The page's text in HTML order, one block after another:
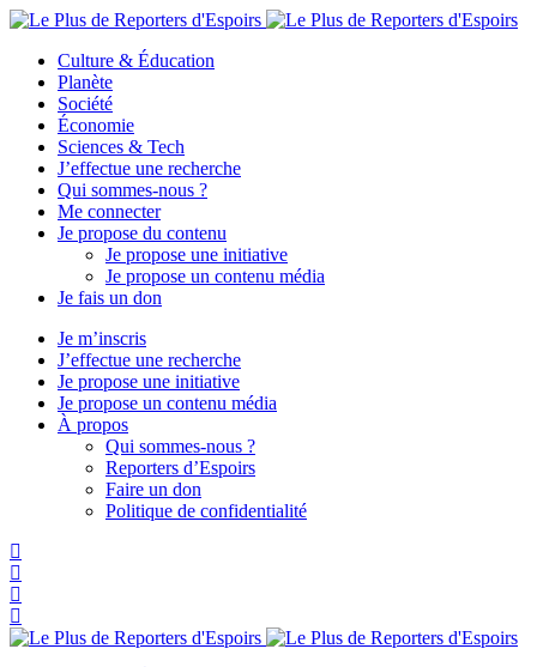
Culture & Éducation
Planète
Société
Économie
Sciences & Tech
J’effectue une recherche
Qui sommes-nous ?
Me connecter
Je propose du contenu
Je propose une initiative
Je propose un contenu média
Je fais un don
Je m’inscris
J’effectue une recherche
Je propose une initiative
Je propose un contenu média
À propos
Qui sommes-nous ?
Reporters d’Espoirs
Faire un don
Politique de confidentialité